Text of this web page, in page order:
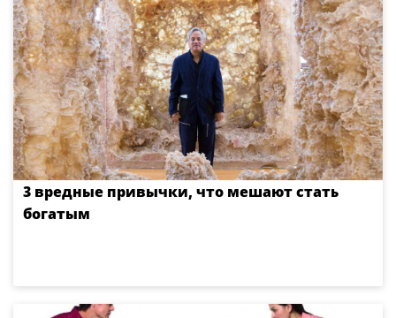
3 вредные привычки, что мешают стать
богатым